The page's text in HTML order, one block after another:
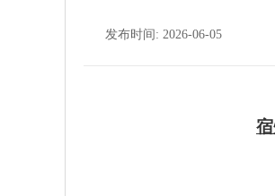
发布时间: 2026-06-05